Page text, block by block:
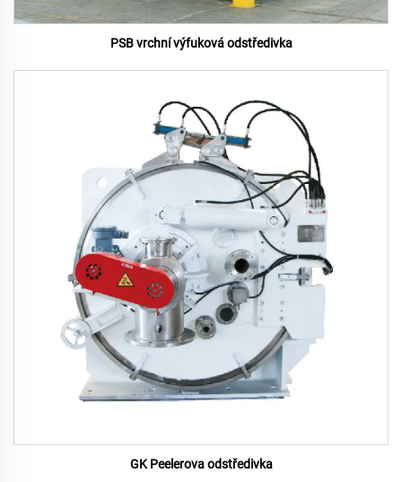
PSB vrchní výfuková odstředivka
GK Peelerova odstředivka